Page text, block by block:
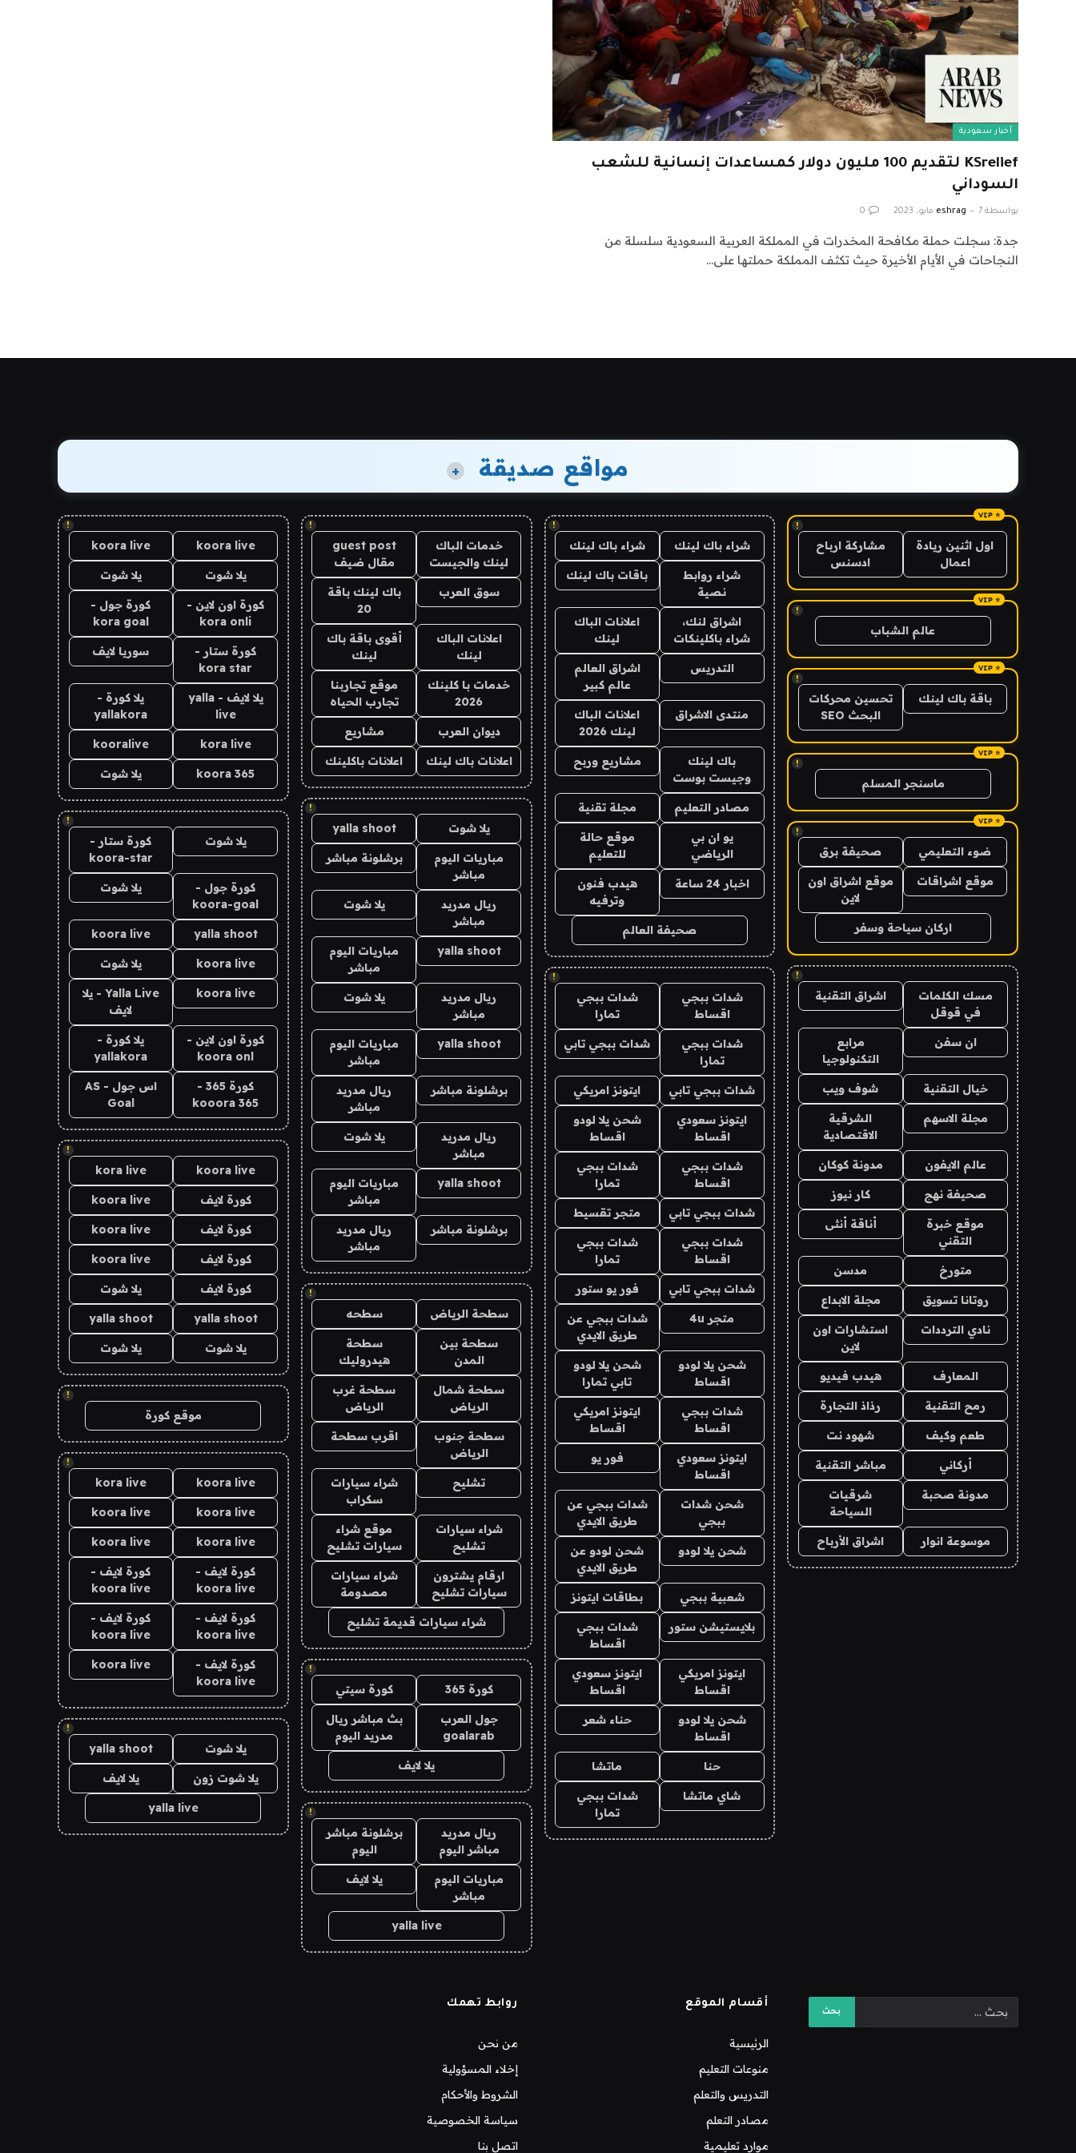
أخبار سعودية
KSrelief لتقديم 100 مليون دولار كمساعدات إنسانية للشعب
السوداني
بواسطة eshrag 7 مايو، 2023 0
جدة: سجلت حملة مكافحة المخدرات في المملكة العربية السعودية سلسلة من
النجاحات في الأيام الأخيرة حيث تكثف المملكة حملتها على…
مواقع صديقة +
!
اول اثنين ريادة
اعمال
مشاركة ارباح
ادسنس
!
عالم الشباب
!
باقة باك لينك
تحسين محركات
البحث SEO
!
ماسنجر المسلم
!
ضوء التعليمي صحيفة برق
موقع اشراقات
موقع اشراق اون
لاين
اركان سياحة وسفر
!
مسك الكلمات
في قوقل
اشراق التقنية
ان سفن
مرابع
التكنولوجيا
خيال التقنية شوف ويب
مجلة الاسهم
الشرقية
الاقتصادية
عالم الايفون مدونة كوكان
صحيفة نهج كار نيوز
موقع خبرة
التقني
أناقة أنثى
متورخ مدسن
روتانا تسويق مجلة الابداع
نادي الترددات
استشارات اون
لاين
المعارف هيدب فيديو
رمح التقنية رذاذ التجارة
طعم وكيف شهود نت
أركاني مباشر التقنية
مدونة صحبة
شرقيات
السياحة
موسوعة انوار اشراق الأرباح
!
شراء باك لينك شراء باك لينك
شراء روابط
نصية
باقات باك لينك
اشراق لنك،
شراء باكلينكات
اعلانات الباك
لينك
التدريس
اشراق العالم
عالم كبير
منتدى الاشراق
اعلانات الباك
لينك 2026
باك لينك
وجيست بوست
مشاريع وربح
مصادر التعليم مجلة تقنية
يو ان بي
الرياضي
موقع حالة
للتعليم
اخبار 24 ساعة
هيدب فنون
وترفيه
صحيفة العالم
!
شدات ببجي
اقساط
شدات ببجي
تمارا
شدات ببجي
تمارا
شدات ببجي تابي
شدات ببجي تابي ايتونز امريكي
ايتونز سعودي
اقساط
شحن يلا لودو
اقساط
شدات ببجي
اقساط
شدات ببجي
تمارا
شدات ببجي تابي متجر تقسيط
شدات ببجي
اقساط
شدات ببجي
تمارا
شدات ببجي تابي فور يو ستور
متجر 4u
شدات ببجي عن
طريق الايدي
شحن يلا لودو
اقساط
شحن يلا لودو
تابي تمارا
شدات ببجي
اقساط
ايتونز امريكي
اقساط
ايتونز سعودي
اقساط
فور يو
شحن شدات
ببجي
شدات ببجي عن
طريق الايدي
شحن يلا لودو
شحن لودو عن
طريق الايدي
شعبية ببجي بطاقات ايتونز
بلايستيشن ستور
شدات ببجي
اقساط
ايتونز امريكي
اقساط
ايتونز سعودي
اقساط
شحن يلا لودو
اقساط
حناء شعر
حنا ماتشا
شاي ماتشا
شدات ببجي
تمارا
!
خدمات الباك
لينك والجيست
guest post
مقال ضيف
سوق العرب
باك لينك باقة
20
اعلانات الباك
لينك
أقوى باقة باك
لينك
خدمات با كلينك
2026
موقع تجاربنا
تجارب الحياه
ديوان العرب مشاريع
اعلانات باك لينك اعلانات باكلينك
!
يلا شوت yalla shoot
مباريات اليوم
مباشر
برشلونة مباشر
ريال مدريد
مباشر
يلا شوت
yalla shoot
مباريات اليوم
مباشر
ريال مدريد
مباشر
يلا شوت
yalla shoot
مباريات اليوم
مباشر
برشلونة مباشر
ريال مدريد
مباشر
ريال مدريد
مباشر
يلا شوت
yalla shoot
مباريات اليوم
مباشر
برشلونة مباشر
ريال مدريد
مباشر
!
سطحة الرياض سطحه
سطحة بين
المدن
سطحة
هيدروليك
سطحة شمال
الرياض
سطحة غرب
الرياض
سطحة جنوب
الرياض
اقرب سطحة
تشليح
شراء سيارات
سكراب
شراء سيارات
تشليح
موقع شراء
سيارات تشليح
ارقام يشترون
سيارات تشليح
شراء سيارات
مصدومة
شراء سيارات قديمة تشليح
!
كورة 365 كورة سيتي
جول العرب
goalarab
بث مباشر ريال
مدريد اليوم
يلا لايف
!
ريال مدريد
مباشر اليوم
برشلونة مباشر
اليوم
مباريات اليوم
مباشر
يلا لايف
yalla live
!
koora live
koora live
يلا شوت يلا شوت
كورة اون لاين -
kora onli
كورة جول -
kora goal
كورة ستار -
kora star
سوريا لايف
يلا لايف - yalla
live
يلا كورة -
yallakora
kora live
kooralive
koora 365 يلا شوت
!
يلا شوت
كورة ستار -
koora-star
كورة جول -
koora-goal
يلا شوت
yalla shoot
koora live
koora live يلا شوت
koora live
Yalla Live - يلا
لايف
كورة اون لاين -
koora onl
يلا كورة -
yallakora
كورة 365 -
kooora 365
اس جول - AS
Goal
!
koora live
kora live
كورة لايف koora live
كورة لايف koora live
كورة لايف koora live
كورة لايف يلا شوت
yalla shoot
yalla shoot
يلا شوت يلا شوت
!
موقع كورة
!
koora live
kora live
koora live
koora live
koora live
koora live
كورة لايف -
koora live
كورة لايف -
koora live
كورة لايف -
koora live
كورة لايف -
koora live
كورة لايف -
koora live
koora live
!
يلا شوت yalla shoot
يلا شوت زون يلا لايف
yalla live
أقسام الموقع
الرئيسية
منوعات التعليم
التدريس والتعلم
مصادر التعلم
موارد تعليمية
روابط تهمك
من نحن
إخلاء المسؤولية
الشروط والأحكام
سياسة الخصوصية
اتصل بنا